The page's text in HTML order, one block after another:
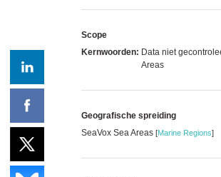
Scope
Kernwoorden: Data niet
Areas
Geografische spreiding
SeaVox Sea Areas [Marine Regions]